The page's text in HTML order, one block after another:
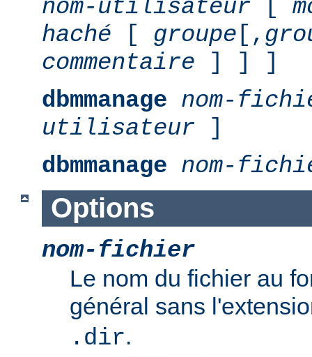
nom-utilisateur [
haché [ groupe [,
commentaire ] ] ]
dbmmanage nom-
utilisateur ]
dbmmanage nom-
Options
nom-fichier
Le nom du fichier au
général sans
.dir.